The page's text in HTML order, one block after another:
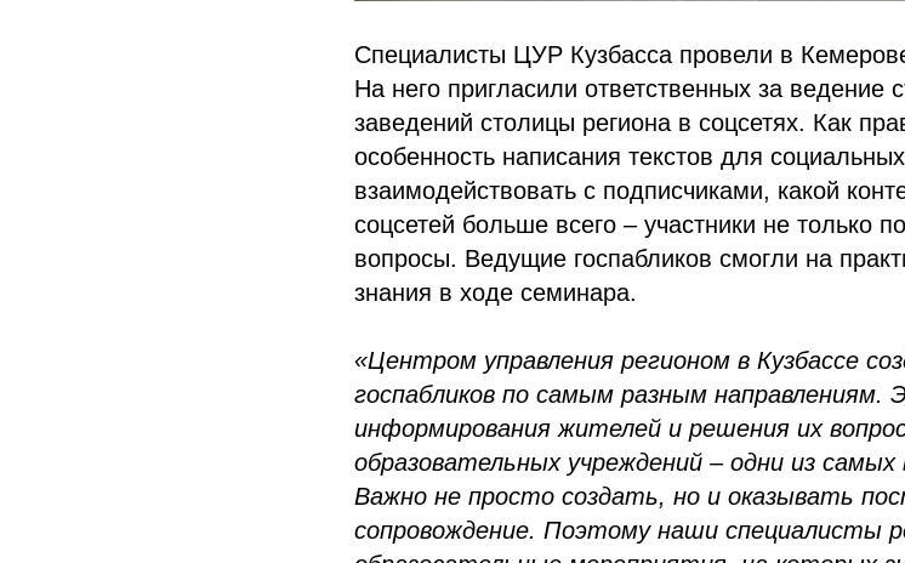
Специалисты ЦУР Кузбасса провели в
На него пригласили ответственных за ведение
заведений столицы региона в соцсетях. Как
особенность написания текстов для
взаимодействовать с подписчиками, какой
соцсетей больше всего – участники не только
вопросы. Ведущие госпабликов смогли на
знания в ходе семинара.
«Центром управления регионом в Кузбассе
госпабликов по самым разным
информирования жителей и решения их
образовательных учреждений – одни из
Важно не просто создать, но и оказывать
сопровождение. Поэтому наши специалисты